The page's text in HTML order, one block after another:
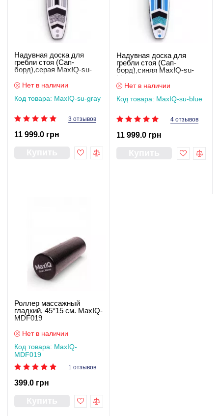
Надувная доска для
гребли стоя (Сап-
борд),серая MaxIQ-su-
Нет в наличии
Код товара: MaxIQ-su-gray
3 отзывов
11 999.0 грн
Надувная доска для
гребли стоя (Сап-
борд),синяя MaxIQ-su-
blue
Нет в наличии
Код товара: MaxIQ-su-blue
4 отзывов
11 999.0 грн
Роллер массажный
гладкий, 45*15 см. MaxIQ-
MDF019
Нет в наличии
Код товара: MaxIQ-
MDF019
1 отзывов
399.0 грн